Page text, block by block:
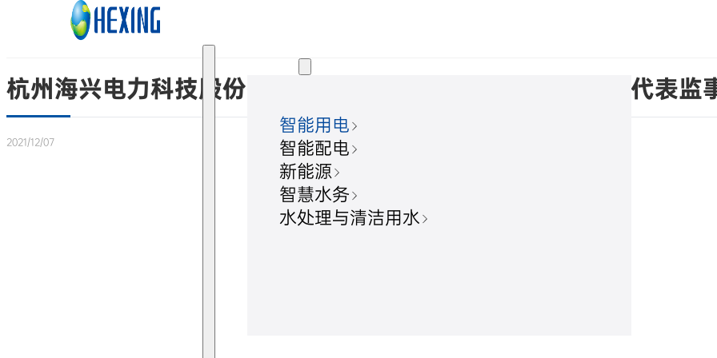
跳转到主要内容 跳转到页脚
智能用电
智能配电
新能源
智慧水务
水处理与清洁用水
杭州海兴电力科技股份有限公司关于选举第四届监事会职工代表监
2021/12/07